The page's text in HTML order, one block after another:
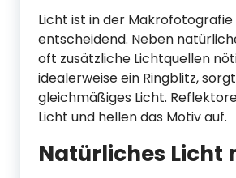
Licht ist in der Makrofotografie
entscheidend. Neben
oft zusätzliche Lichtquellen
idealerweise ein Ringblitz,
gleichmäßiges Licht.
Licht und hellen das Motiv auf.
Natürliches Licht